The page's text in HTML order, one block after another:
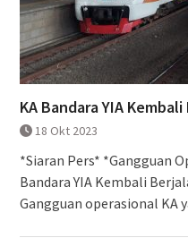
KA Bandara YIA
18 Okt 2023
*Siaran Pers* *Gangguan
Bandara YIA Kembali
Gangguan operasional KA